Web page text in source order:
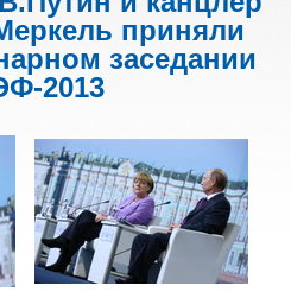
приняли
заседании
2013